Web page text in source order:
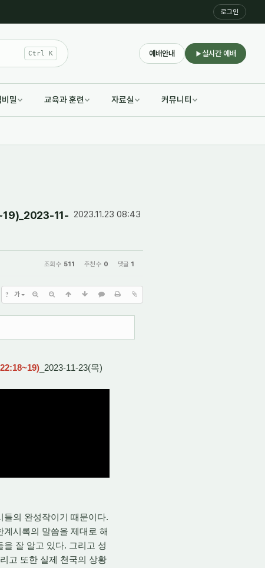
로그인
Ctrl K 예배안내 실시간 예배
밀 교육과 훈련 자료실 커뮤니티
2023.11.23 08:43
11-
조회 수 511 추천 수 0 댓글 1
? 가
_2023-11-23(목)
의 완성작이기 때문이다.
시록의 말씀을 제대로 해
잘 알고 있다. 그리고 성
고 또한 실제 천국의 상황